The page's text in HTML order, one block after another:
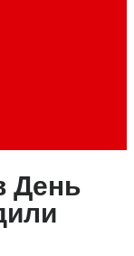
День